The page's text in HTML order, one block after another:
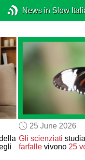
News in Slow
25 June 2026
Gli scienziati
farfallevivono 25